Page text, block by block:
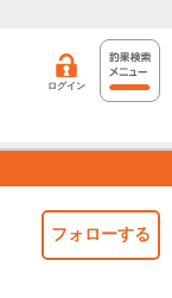
ログイン
フォローする